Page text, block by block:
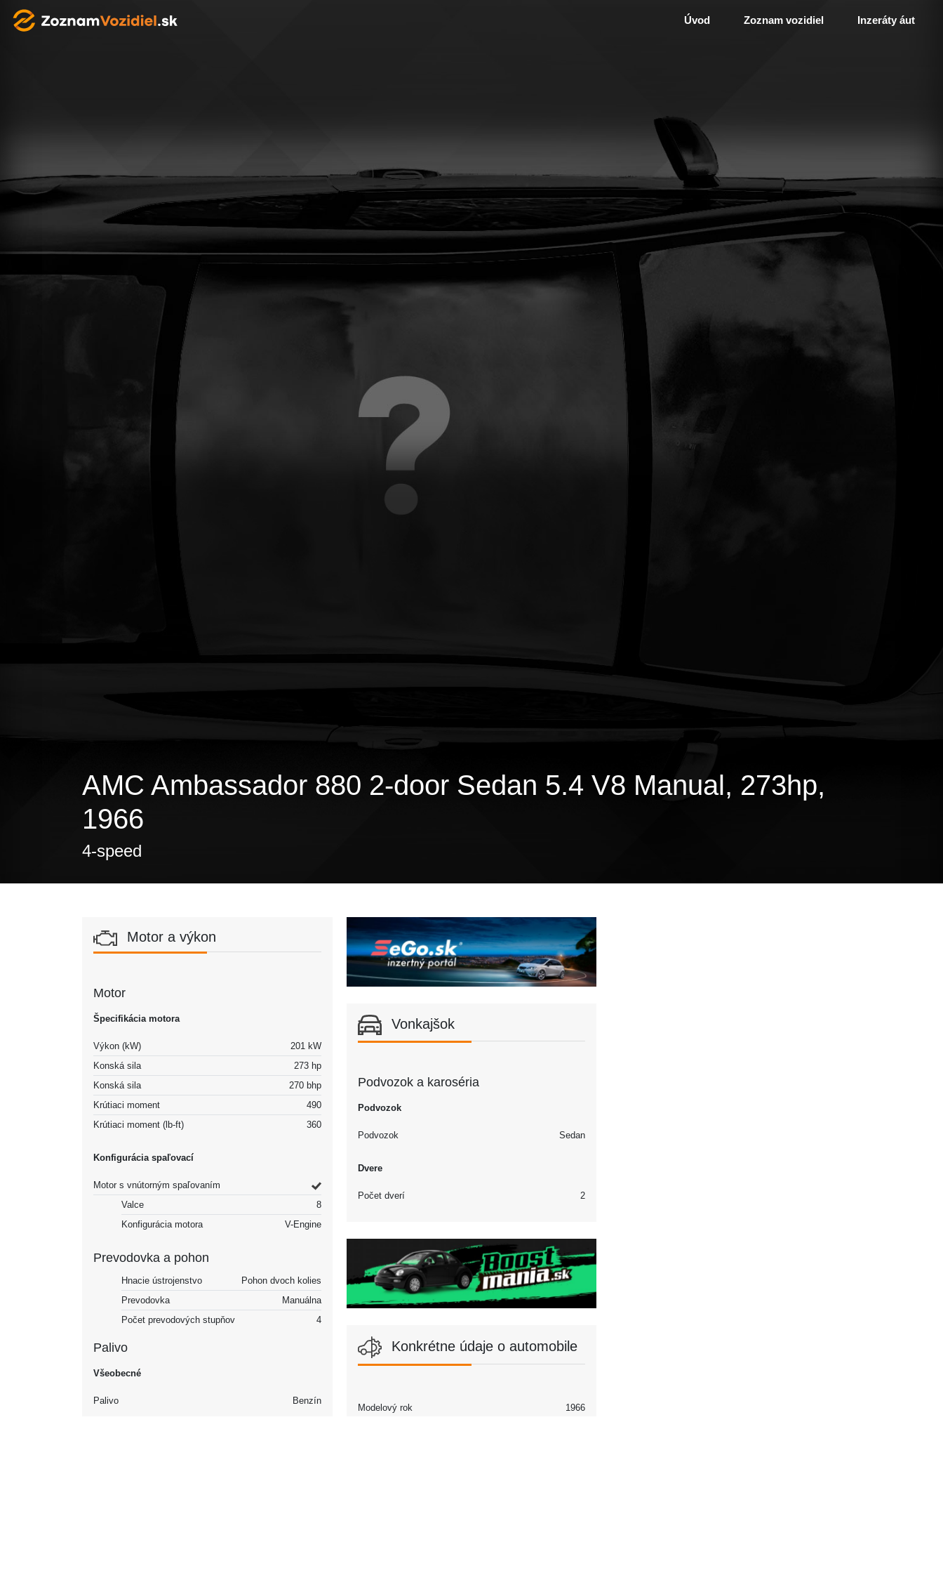
Úvod Zoznam vozidiel Inzeráty áut
AMC Ambassador 880 2-door Sedan 5.4 V8 Manual, 273hp,
1966
4-speed
Motor a výkon
Motor
Špecifikácia motora
Výkon (kW)
201 kW
Konská sila
273 hp
Konská sila
270 bhp
Krútiaci moment
490
Krútiaci moment (lb-ft)
360
Konfigurácia spaľovací
Motor s vnútorným spaľovaním
Valce
8
Konfigurácia motora
V-Engine
Prevodovka a pohon
Hnacie ústrojenstvo
Pohon dvoch kolies
Prevodovka
Manuálna
Počet prevodových stupňov
4
Palivo
Všeobecné
Palivo Benzín
Vonkajšok
Podvozok a karoséria
Podvozok
Podvozok Sedan
Dvere
Počet dverí 2
Konkrétne údaje o automobile
Modelový rok 1966